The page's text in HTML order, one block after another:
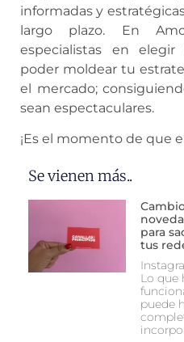
informadas y
largo plazo. En
especialistas en
poder moldear tu
el mercado;
sean espectaculares.
¡Es el momento de que
Se vienen más..
para
tus
Lo que
puede